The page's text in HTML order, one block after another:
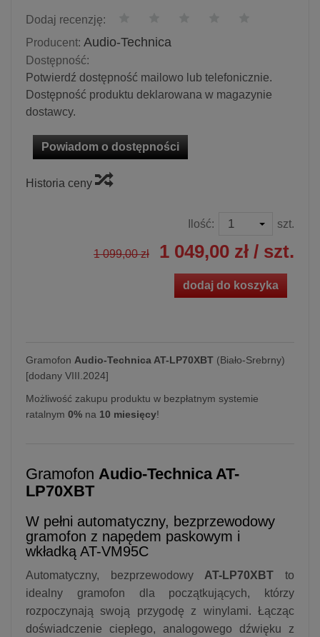
Dodaj recenzję:
Producent: Audio-Technica
Dostępność:
Potwierdź dostępność mailowo lub telefonicznie.
Dostępność produktu deklarowana w magazynie
dostawcy.
Powiadom o dostępności
Historia ceny
Ilość: szt.
1 099,00 zł 1 049,00 zł / szt.
dodaj do koszyka
Gramofon Audio-Technica AT-LP70XBT (Biało-Srebrny)
[dodany VIII.2024]
Możliwość zakupu produktu w bezpłatnym systemie
ratalnym 0% na 10 miesięcy!
Gramofon Audio-Technica AT-
LP70XBT
W pełni automatyczny, bezprzewodowy
gramofon z napędem paskowym i
wkładką AT-VM95C
Automatyczny, bezprzewodowy AT-LP70XBT to
idealny gramofon dla początkujących, którzy
rozpoczynają swoją przygodę z winylami. Łącząc
doświadczenie ciepłego, analogowego dźwięku z